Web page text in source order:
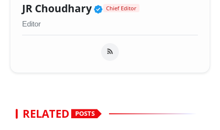
JR Choudhary Verified Public Figure
Chief Editor
Editor
RELATED POSTS